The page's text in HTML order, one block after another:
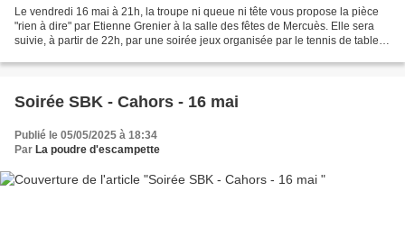
Le vendredi 16 mai à 21h, la troupe ni queue ni tête vous propose la pièce
"rien à dire" par Etienne Grenier à la salle des fêtes de Mercuès. Elle sera
suivie, à partir de 22h, par une soirée jeux organisée par le tennis de table
Soirée SBK - Cahors - 16 mai
Publié le 05/05/2025 à 18:34
Par La poudre d'escampette